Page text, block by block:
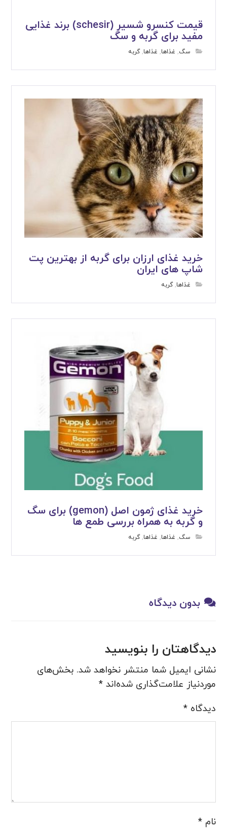
قیمت کنسرو شسیر (schesir) برند غذایی
مفید برای گربه و سگ
سگ, غذاها, غذاها,گربه
خرید غذای ارزان برای گربه از بهترین پت
شاپ های ایران
غذاها,گربه
خرید غذای ژمون اصل (gemon) برای سگ
و گربه به همراه بررسی طمع ها
سگ, غذاها, غذاها,گربه
بدون دیدگاه
دیدگاهتان را بنویسید
نشانی ایمیل شما منتشر نخواهد شد. بخش‌های
موردنیاز علامت‌گذاری شده‌اند*
دیدگاه*
نام*